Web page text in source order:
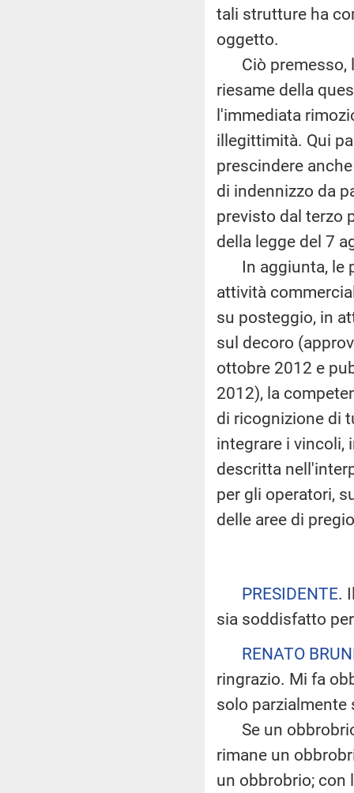
tali strutture ha
oggetto.
Ciò premesso,
riesame della
l'immediata
illegittimità. Qui
prescindere
di indennizzo da
previsto dal terzo
della legge del 7
In aggiunta, le
attività
su posteggio, in
sul decoro
ottobre 2012 e
2012), la
di ricognizione di
integrare i vincoli,
descritta
per gli operatori,
delle aree di
PRESIDENTE.
sia soddisfatto
RENATO
ringrazio. Mi fa
solo
Se un obbrobrio
rimane un
un obbrobrio; con